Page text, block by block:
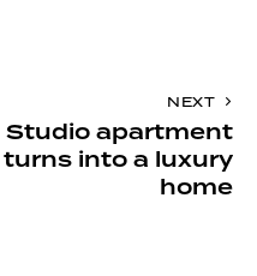
NEXT
Studio apartment
turns into a luxury
home